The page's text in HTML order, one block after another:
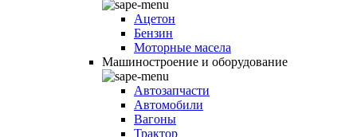
Ацетон
Бензин
Моторные масела
Машиностроение и оборудование
Автозапчасти
Автомобили
Вагоны
Трактор